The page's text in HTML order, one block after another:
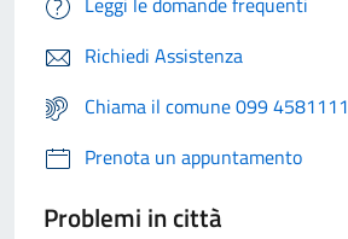
Richiedi Assistenza
Chiama il comune 099 4581111
Prenota un appuntamento
Problemi in città